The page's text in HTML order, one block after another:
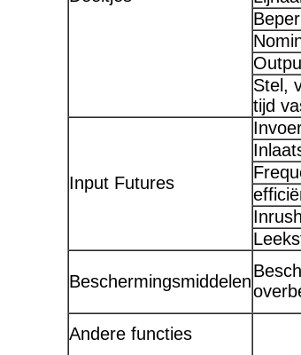
Stel,
tijd
Input Futures
Beschermingsmiddelen
Andere functies